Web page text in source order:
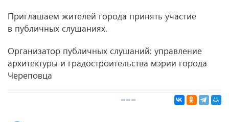
Приглашаем жителей города принять участие
в публичных слушаниях.
Организатор публичных слушаний: управление
архитектуры и градостроительства мэрии города
Череповца